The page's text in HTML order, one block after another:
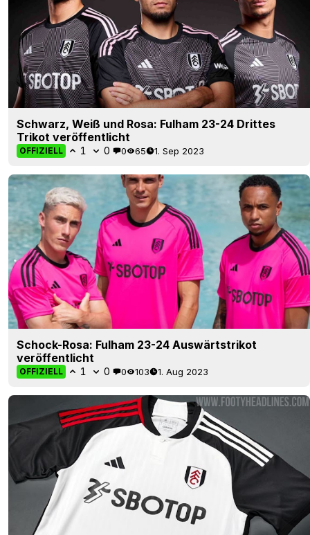
Schwarz, Weiß und Rosa: Fulham 23-24 Drittes
Trikot veröffentlicht
OFFIZIELL 1 0 0 65 1. Sep 2023
Schock-Rosa: Fulham 23-24 Auswärtstrikot
veröffentlicht
OFFIZIELL 1 0 0 103 1. Aug 2023